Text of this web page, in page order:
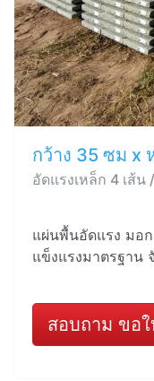
กว้าง 35 ซม x
อัดแรงเหล็ก 4 เส้
แผ่นพื้นอัดแรง มอ
แข็งแรงมาตรฐาน
สอบถาม ขอใ